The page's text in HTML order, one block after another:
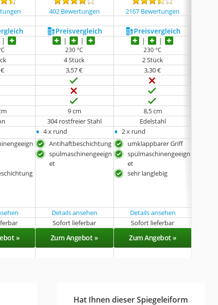
402 Bewertungen 2167 Bewertungen
Preis­vergleich Preis­vergleich
230 °C 230 °C
4 Stück
2 Stück
3,57 €
3,30 €
9 cm
8,5 cm
304 rostfreier Stahl
Edelstahl
• 4 x rund • 2 x rund
Antihaftbeschichtung
spülmaschinengeeign
et
umklappbarer Griff
spülmaschinengeeign
et
sehr langlebig
Details ansehen Details ansehen
Sofort lieferbar Sofort lieferbar
» Zum Angebot » Zum Angebot »
Hat Ihnen dieser Spiegeleiform